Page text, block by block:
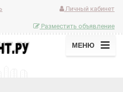
Личный кабинет
Разместить объявление
МЕНЮ